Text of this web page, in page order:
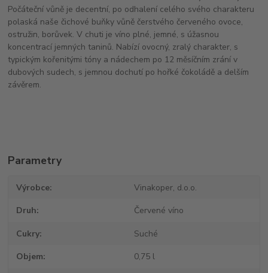
Počáteční vůně je decentní, po odhalení celého svého charakteru
polaská naše čichové buňky vůně čerstvého červeného ovoce,
ostružin, borůvek. V chuti je víno plné, jemné, s úžasnou
koncentrací jemných taninů. Nabízí ovocný, zralý charakter, s
typickým kořenitými tóny a nádechem po 12 měsíčním zrání v
dubových sudech, s jemnou dochutí po hořké čokoládě a delším
závěrem.
Parametry
Výrobce Vinakoper, d.o.o.
Druh Červené víno
Cukry Suché
Objem 0,75 l